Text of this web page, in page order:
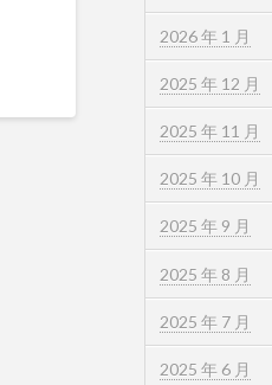
2026 年 1 月
2025 年 12 月
2025 年 11 月
2025 年 10 月
2025 年 9 月
2025 年 8 月
2025 年 7 月
2025 年 6 月